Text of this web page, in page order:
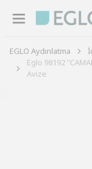
EGLO Aydınlatma
Eglo 98192
Avize